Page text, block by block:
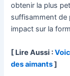
obtenir la plus
suffisamment de
impact sur la
[ Lire Aussi :
des aimants]